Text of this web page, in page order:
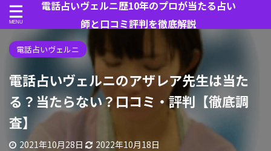
電話占いヴェルニ歴10年のプロが当たる占い
師と口コミ評判を徹底解説
電話占いヴェルニ
電話占いヴェルニのアザレア先生は当た
る？当たらない？口コミ・評判【徹底調
査】
2021年10月28日 2022年10月18日